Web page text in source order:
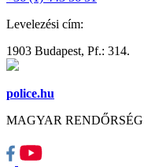
Levelezési cím:
1903 Budapest, Pf.: 314.
police.hu
MAGYAR RENDŐRSÉG